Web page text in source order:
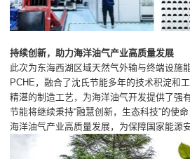
持续创新，助力海洋油气产业高质量发展
此次为东海西湖区域天然气外输与终端设施
PCHE，融合了沈氏节能多年的技术积淀和
精湛的制造工艺，为海洋油气开发提供了强
节能将继续秉持“融慧创新，生态科技”的使
海洋油气产业高质量发展，为保障国家能源